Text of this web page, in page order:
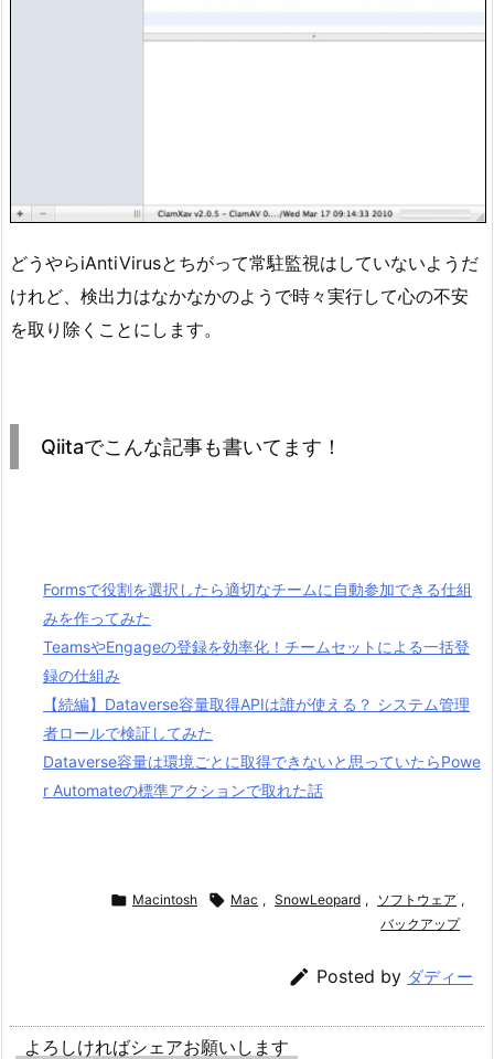
どうやらiAntiVirusとちがって常駐監視はしていないようだ
けれど、検出力はなかなかのようで時々実行して心の不安
を取り除くことにします。
Qiitaでこんな記事も書いてます！
Formsで役割を選択したら適切なチームに自動参加できる仕組
みを作ってみた
TeamsやEngageの登録を効率化！チームセットによる一括登
録の仕組み
【続編】Dataverse容量取得APIは誰が使える？ システム管理
者ロールで検証してみた
Dataverse容量は環境ごとに取得できないと思っていたらPowe
r Automateの標準アクションで取れた話
 Macintosh  Mac , SnowLeopard , ソフトウェア ,
バックアップ
 Posted by ダディー
よろしければシェアお願いします